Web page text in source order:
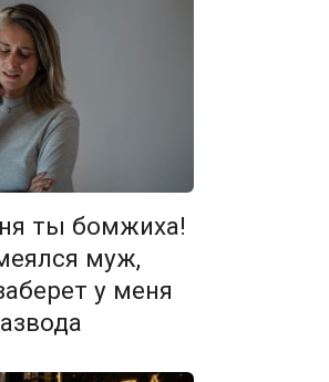
ты бомжиха!
муж,
у меня